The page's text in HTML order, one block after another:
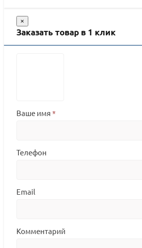
×
Заказать товар в 1 клик
Ваше имя *
Телефон
Email
Комментарий